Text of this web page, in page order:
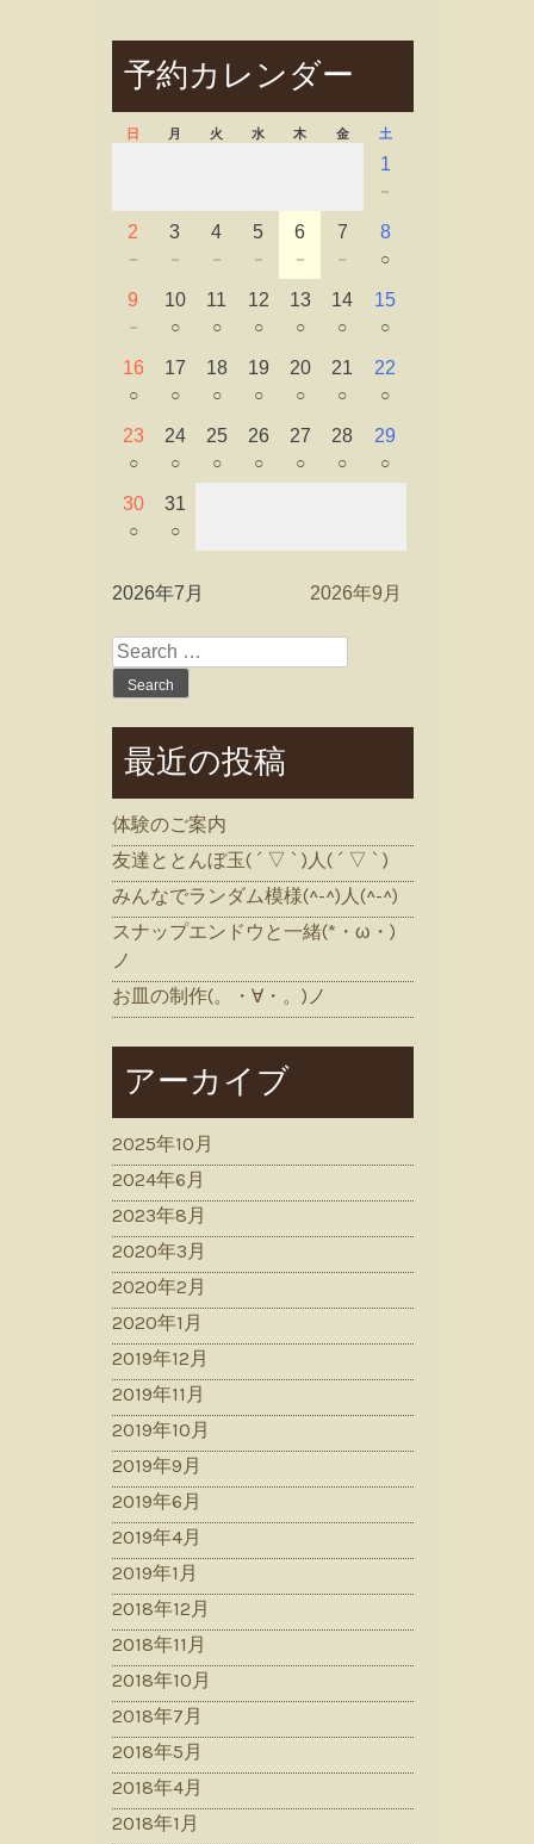
予約カレンダー
日 月 火 水 木 金 土
1
－
2
－
3
－
4
－
5
－
6
－
7
－
8
○
9
－
10
○
11
○
12
○
13
○
14
○
15
○
16
○
17
○
18
○
19
○
20
○
21
○
22
○
23
○
24
○
25
○
26
○
27
○
28
○
29
○
30
○
31
○
2026年7月 2026年9月
Search
for:
最近の投稿
体験のご案内
友達ととんぼ玉( ´ ▽ ` )人( ´ ▽ ` )
みんなでランダム模様(^-^)人(^-^)
スナップエンドウと一緒(*・ω・)
ノ
お皿の制作(。・∀・。)ノ
アーカイブ
2025年10月
2024年6月
2023年8月
2020年3月
2020年2月
2020年1月
2019年12月
2019年11月
2019年10月
2019年9月
2019年6月
2019年4月
2019年1月
2018年12月
2018年11月
2018年10月
2018年7月
2018年5月
2018年4月
2018年1月